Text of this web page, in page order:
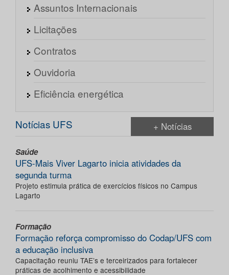
Assuntos Internacionais
Licitações
Contratos
Ouvidoria
Eficiência energética
Notícias UFS + Notícias
Saúde
UFS-Mais Viver Lagarto inicia atividades da
segunda turma
Projeto estimula prática de exercícios físicos no Campus
Lagarto
Formação
Formação reforça compromisso do Codap/UFS com
a educação inclusiva
Capacitação reuniu TAE’s e terceirizados para fortalecer
práticas de acolhimento e acessibilidade